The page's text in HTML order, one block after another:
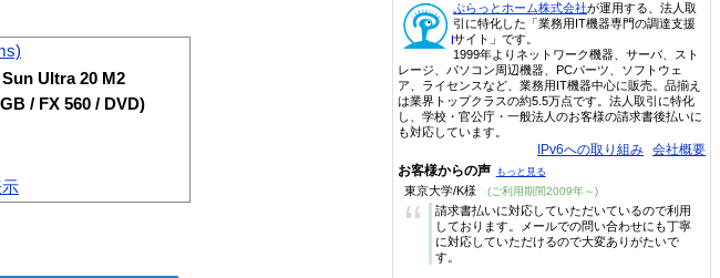
Sun Ultra 20 M2
/ FX 560 / DVD)
ぷらっとホーム株式会社が運用する、法人取
引に特化した「業務用IT機器専門の調達支援
サイト」です。
1999年よりネットワーク機器、サーバ、スト
レージ、パソコン周辺機器、PCパーツ、ソフトウェ
ア、ライセンスなど、業務用IT機器中心に販売。品揃え
は業界トップクラスの約5.5万点です。法人取引に特化
し、学校・官公庁・一般法人のお客様の請求書後払いに
も対応しています。
IPv6への取り組み 会社概要
お客様からの声 もっと見る
東京大学/K様 (ご利用期間2009年～)
“
請求書払いに対応していただいているので利用
しております。メールでの問い合わせにも丁寧
に対応していただけるので大変ありがたいで
す。